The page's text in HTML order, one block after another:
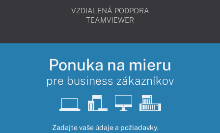
VZDIALENÁ PODPORA
TEAMVIEWER
Ponuka na mieru
pre business zákazníkov
Zadajte vaše údaje a požiadavky.